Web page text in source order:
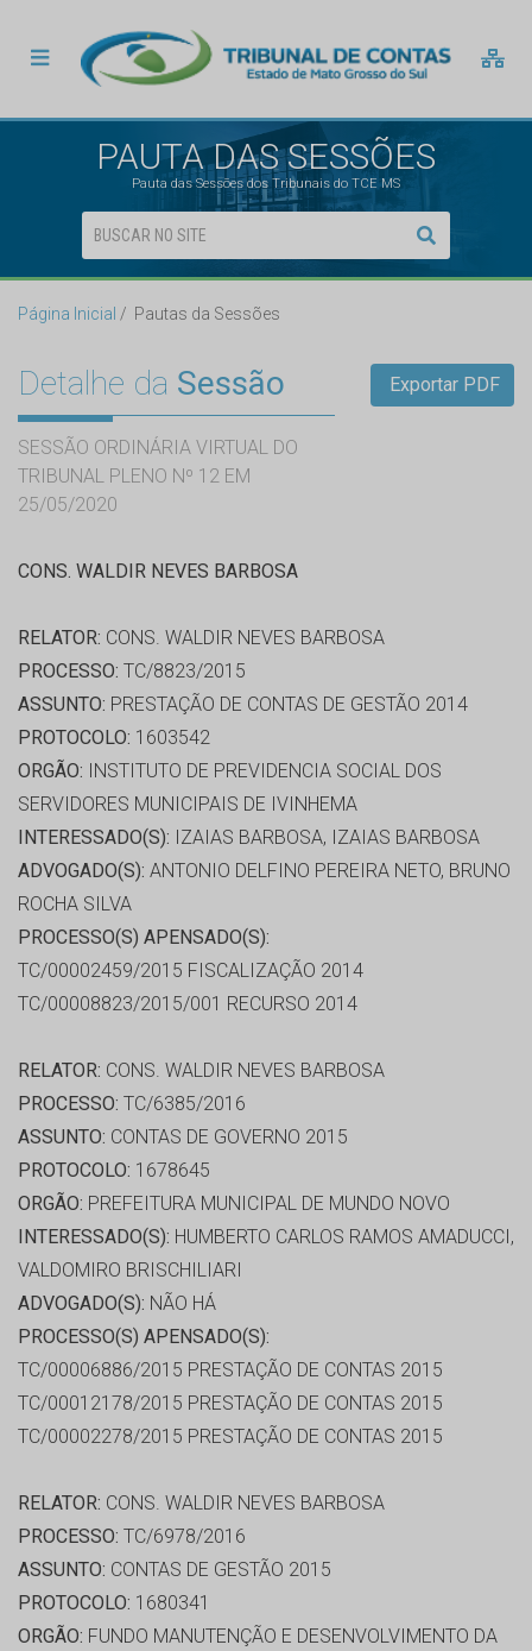
PAUTA DAS SESSÕES
Pauta das Sessões dos Tribunais do TCE MS
Página Inicial Pautas da Sessões
Detalhe da Sessão
SESSÃO ORDINÁRIA VIRTUAL DO
TRIBUNAL PLENO Nº 12 EM
25/05/2020
Exportar PDF
CONS. WALDIR NEVES BARBOSA
RELATOR: CONS. WALDIR NEVES BARBOSA
PROCESSO: TC/8823/2015
ASSUNTO: PRESTAÇÃO DE CONTAS DE GESTÃO 2014
PROTOCOLO: 1603542
ORGÃO: INSTITUTO DE PREVIDENCIA SOCIAL DOS
SERVIDORES MUNICIPAIS DE IVINHEMA
INTERESSADO(S): IZAIAS BARBOSA, IZAIAS BARBOSA
ADVOGADO(S): ANTONIO DELFINO PEREIRA NETO, BRUNO
ROCHA SILVA
PROCESSO(S) APENSADO(S):
TC/00002459/2015 FISCALIZAÇÃO 2014
TC/00008823/2015/001 RECURSO 2014
RELATOR: CONS. WALDIR NEVES BARBOSA
PROCESSO: TC/6385/2016
ASSUNTO: CONTAS DE GOVERNO 2015
PROTOCOLO: 1678645
ORGÃO: PREFEITURA MUNICIPAL DE MUNDO NOVO
INTERESSADO(S): HUMBERTO CARLOS RAMOS AMADUCCI,
VALDOMIRO BRISCHILIARI
ADVOGADO(S): NÃO HÁ
PROCESSO(S) APENSADO(S):
TC/00006886/2015 PRESTAÇÃO DE CONTAS 2015
TC/00012178/2015 PRESTAÇÃO DE CONTAS 2015
TC/00002278/2015 PRESTAÇÃO DE CONTAS 2015
RELATOR: CONS. WALDIR NEVES BARBOSA
PROCESSO: TC/6978/2016
ASSUNTO: CONTAS DE GESTÃO 2015
PROTOCOLO: 1680341
ORGÃO: FUNDO MANUTENÇÃO E DESENVOLVIMENTO DA